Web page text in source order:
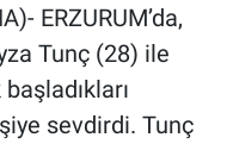
ERZURUM’da,
Tunç (28) ile
sevdirdi. Tunç